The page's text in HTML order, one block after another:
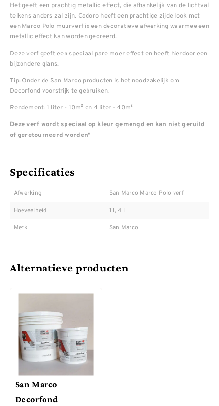
Het geeft een prachtig metallic effect, die afhankelijk van de lichtval
telkens anders zal zijn. Cadoro heeft een prachtige zijde look met
een Marco Polo muurverf is een decoratieve afwerking waarmee een
metallic effect kan worden gecreërd.
Deze verf geeft een speciaal parelmoer effect en heeft hierdoor een
bijzondere glans.
Tip: Onder de San Marco producten is het noodzakelijk om
Decorfond voorstrijk te gebruiken.
Rendement: 1 liter - 10m² en 4 liter - 40m²
Deze verf wordt speciaal op kleur gemengd en kan niet geruild
of geretourneerd worden"
Specificaties
Afwerking San Marco Marco Polo verf
Hoeveelheid 1 l, 4 l
Merk San Marco
Alternatieve producten
San Marco
Decorfond